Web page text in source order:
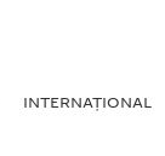
INTERNAŢIONAL